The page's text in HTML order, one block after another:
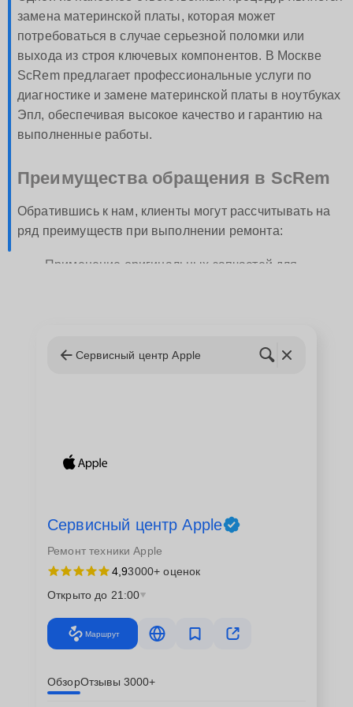
замена материнской платы, которая может
потребоваться в случае серьезной поломки или
выхода из строя ключевых компонентов. В Москве
ScRem предлагает профессиональные услуги по
диагностике и замене материнской платы в ноутбуках
Эпл, обеспечивая высокое качество и гарантию на
выполненные работы.
Преимущества обращения в ScRem
Обратившись к нам, клиенты могут рассчитывать на
ряд преимуществ при выполнении ремонта:
Применение оригинальных запчастей для
Команда сертифицированных специалистов с
Гарантийное обслуживание после проведения
Процедура замены материнской
платы
Замена материнской платы на ноутбуке Apple в
Москве проводится в несколько этапов. Наши
специалисты начинают с диагностики, чтобы
подтвердить необходимость замены. После этого
старой платы и установка новой. Весь процесс
Сервисный центр Apple
Сервисный центр Apple
Ремонт техники Apple
4,93000+ оценок
Открыто до 21:00
Маршрут
ОбзорОтзывы 3000+